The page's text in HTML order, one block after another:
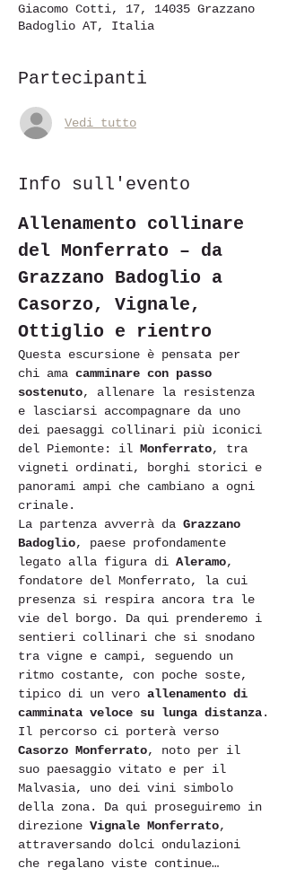
Giacomo Cotti, 17, 14035 Grazzano
Badoglio AT, Italia
Partecipanti
Vedi tutto
Info sull'evento
Allenamento collinare
del Monferrato – da
Grazzano Badoglio a
Casorzo, Vignale,
Ottiglio e rientro
Questa escursione è pensata per
chi ama camminare con passo
sostenuto, allenare la resistenza
e lasciarsi accompagnare da uno
dei paesaggi collinari più iconici
del Piemonte: il Monferrato, tra
vigneti ordinati, borghi storici e
panorami ampi che cambiano a ogni
crinale.
La partenza avverrà da Grazzano
Badoglio, paese profondamente
legato alla figura di Aleramo,
fondatore del Monferrato, la cui
presenza si respira ancora tra le
vie del borgo. Da qui prenderemo i
sentieri collinari che si snodano
tra vigne e campi, seguendo un
ritmo costante, con poche soste,
tipico di un vero allenamento di
camminata veloce su lunga distanza.
Il percorso ci porterà verso
Casorzo Monferrato, noto per il
suo paesaggio vitato e per il
Malvasia, uno dei vini simbolo
della zona. Da qui proseguiremo in
direzione Vignale Monferrato,
attraversando dolci ondulazioni
che regalano viste continue…